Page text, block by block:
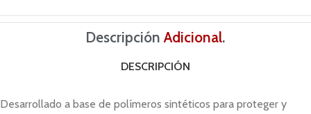
DescripciónAdicional.
DESCRIPCIÓN
Desarrollado a base de polímeros sintéticos para proteger y